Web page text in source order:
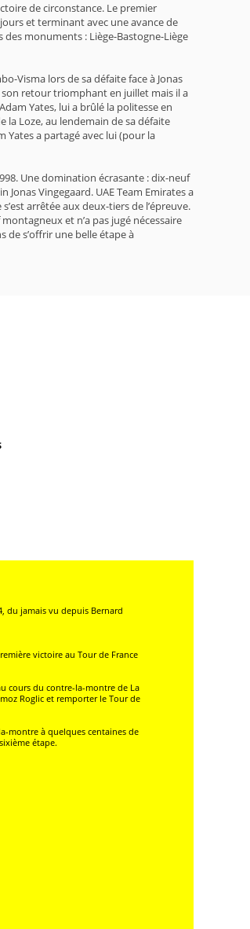
de circonstance. Le premier
et terminant avec une avance de
des monuments : Liège-Bastogne-Liège
Visma lors de sa défaite face à Jonas
son retour triomphant en juillet mais il a
Yates, lui a brûlé la politesse en
la Loze, au lendemain de sa défaite
Yates a partagé avec lui (pour la
Une domination écrasante : dix-neuf
Vingegaard. UAE Team Emirates a
arrêtée aux deux-tiers de l’épreuve.
et n’a pas jugé nécessaire
de s’offrir une belle étape à
du jamais vu depuis Bernard
victoire au Tour de France
cours du contre-la-montre de La
Roglic et remporter le Tour de
montre à quelques centaines de
étape.